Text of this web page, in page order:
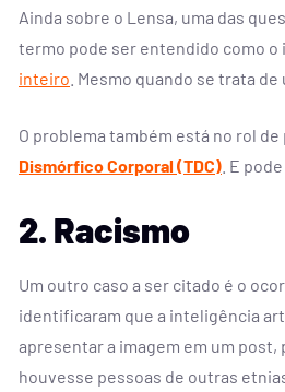
Ainda sobre o Lensa, uma das
termo pode ser entendido como o
inteiro . Mesmo quando se trata
O problema também está no rol
Dismórfico Corporal (TDC) . E
2. Racismo
Um outro caso a ser citado é o
identificaram que a inteligência
apresentar a imagem em um
houvesse pessoas de outras